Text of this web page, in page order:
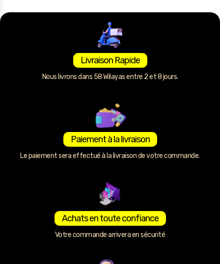
Livraison Rapide
Nous livrons dans 58 Wilayas entre 2 et 8 jours.
Paiement à la livraison
Le paiement sera effectué à la livraison de votre commande.
Achats en toute confiance
Votre commande arrivera en sécurité